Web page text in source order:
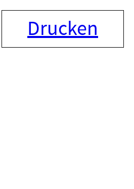
Drucken